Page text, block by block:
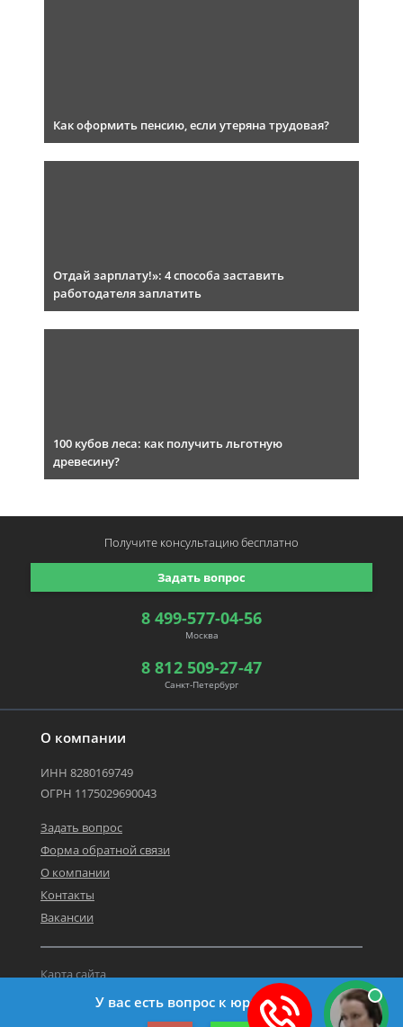
Как оформить пенсию, если утеряна трудовая?
Отдай зарплату!»: 4 способа заставить
работодателя заплатить
100 кубов леса: как получить льготную
древесину?
О компании
ИНН 8280169749
ОГРН 1175029690043
Задать вопрос
Форма обратной связи
О компании
Контакты
Вакансии
Карта сайта
Политика персональных данных
8 499-577-04-56
Москва
8 812 509-27-47
Санкт-Петербург
Задать вопрос
Получите консультациюбесплатно
У вас есть вопрос к юристу?